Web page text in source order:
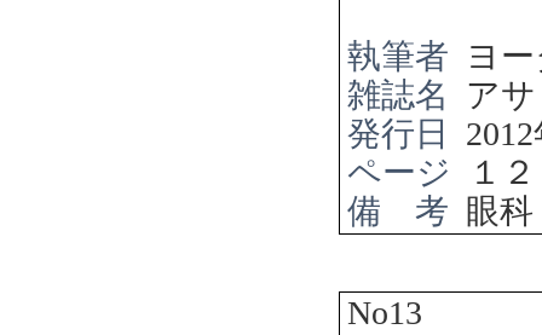
執筆者
ヨ
雑誌名
ア
発行日
2012
ページ
１
備 考 眼
No13